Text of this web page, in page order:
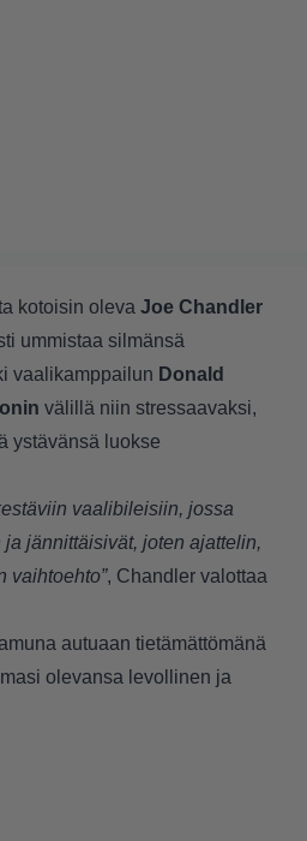
kotoisin oleva Joe Chandler
ummistaa silmänsä
vaalikamppailun Donald
välillä niin stressaavaksi,
ystävänsä luokse
vaalibileisiin, jossa
jännittäisivät, joten ajattelin,
vaihtoehto”, Chandler valottaa
autuaan tietämättömänä
olevansa levollinen ja